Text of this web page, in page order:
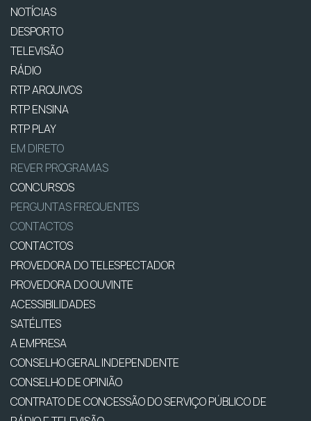
NOTÍCIAS
DESPORTO
TELEVISÃO
RÁDIO
RTP ARQUIVOS
RTP ENSINA
RTP PLAY
EM DIRETO
REVER PROGRAMAS
CONCURSOS
PERGUNTAS FREQUENTES
CONTACTOS
CONTACTOS
PROVEDORA DO TELESPECTADOR
PROVEDORA DO OUVINTE
ACESSIBILIDADES
SATÉLITES
A EMPRESA
CONSELHO GERAL INDEPENDENTE
CONSELHO DE OPINIÃO
CONTRATO DE CONCESSÃO DO SERVIÇO PÚBLICO DE